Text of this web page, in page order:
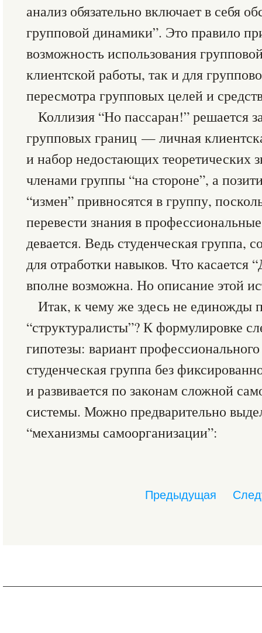
анализ обязательно включает в себя
групповой динамики”. Это правило
возможность использования
клиентской работы, так и для
пересмотра групповых целей и
Коллизия “Но пассаран!” решается
групповых границ — личная
и набор недостающих теоретических
членами группы “на стороне”, а
“измен” привносятся в группу,
перевести знания в
девается. Ведь студенческая группа,
для отработки навыков. Что касается
вполне возможна. Но описание этой
Итак, к чему же здесь не единожды
“структуралисты”? К формулировке
гипотезы: вариант
студенческая группа без
и развивается по законам сложной
системы. Можно предварительно
“механизмы самоорганизации”:
Предыдущая